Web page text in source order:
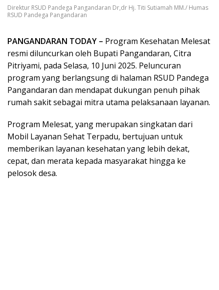
Direktur RSUD Pandega Pangandaran Dr,dr Hj. Titi Sutiamah MM./ Humas
RSUD Pandega Pangandaran
PANGANDARAN TODAY – Program Kesehatan Melesat
resmi diluncurkan oleh Bupati Pangandaran, Citra
Pitriyami, pada Selasa, 10 Juni 2025. Peluncuran
program yang berlangsung di halaman RSUD Pandega
Pangandaran dan mendapat dukungan penuh pihak
rumah sakit sebagai mitra utama pelaksanaan layanan.
Program Melesat, yang merupakan singkatan dari
Mobil Layanan Sehat Terpadu, bertujuan untuk
memberikan layanan kesehatan yang lebih dekat,
cepat, dan merata kepada masyarakat hingga ke
pelosok desa.